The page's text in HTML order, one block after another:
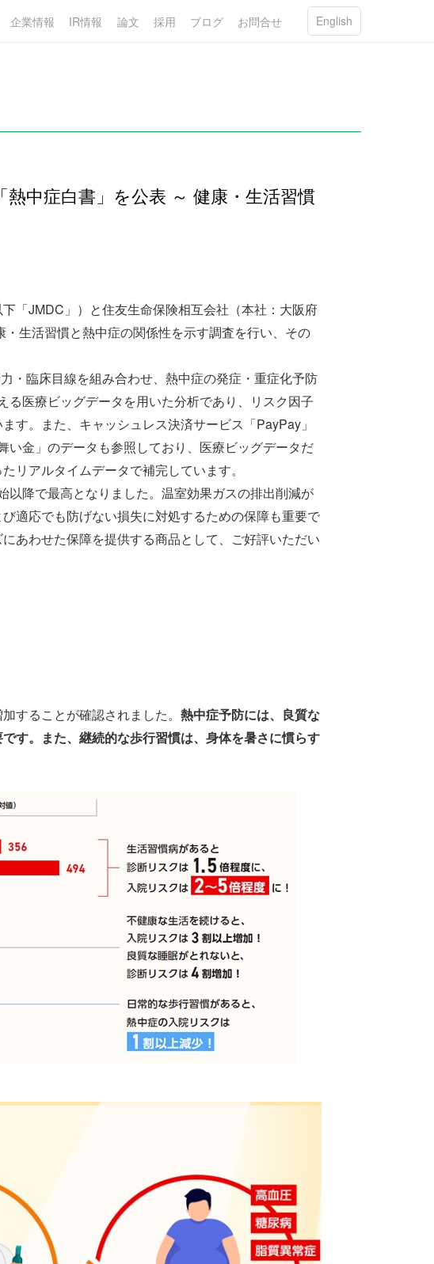
企業情報 IR情報 論文 採用 ブログ お問合せ English
中症白書」を公表 ～ 健康・生活習慣
「JMDC」）と住友生命保険相互会社（本社：大阪府
生活習慣と熱中症の関係性を示す調査を行い、その
・臨床目線を組み合わせ、熱中症の発症・重症化予防
医療ビッグデータを用いた分析であり、リスク因子
す。また、キャッシュレス決済サービス「PayPay」
金」のデータも参照しており、医療ビッグデータだ
リアルタイムデータで補完しています。
降で最高となりました。温室効果ガスの排出削減が
適応でも防げない損失に対処するための保障も重要で
あわせた保障を提供する商品として、ご好評いただい
することが確認されました。 熱中症予防には、良質な
す。また、継続的な歩行習慣は、身体を暑さに慣らす